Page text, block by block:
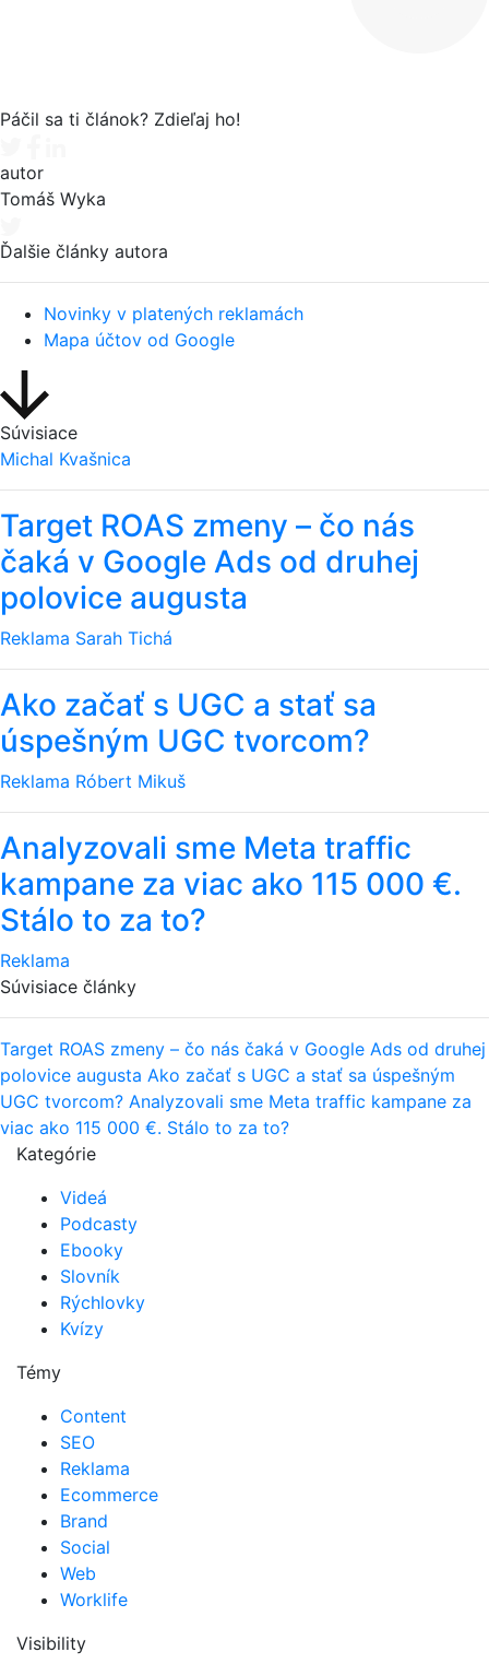
Páčil sa ti článok? Zdieľaj ho!
autor
Tomáš Wyka
Ďalšie články autora
Novinky v platených reklamách
Mapa účtov od Google
Súvisiace
Michal Kvašnica
Target ROAS zmeny – čo nás
čaká v Google Ads od druhej
polovice augusta
Reklama Sarah Tichá
Ako začať s UGC a stať sa
úspešným UGC tvorcom?
Reklama Róbert Mikuš
Analyzovali sme Meta traffic
kampane za viac ako 115 000 €.
Stálo to za to?
Reklama
Súvisiace články
Target ROAS zmeny – čo nás čaká v Google Ads od druhej
polovice augusta Ako začať s UGC a stať sa úspešným
UGC tvorcom? Analyzovali sme Meta traffic kampane za
viac ako 115 000 €. Stálo to za to?
Kategórie
Videá
Podcasty
Ebooky
Slovník
Rýchlovky
Kvízy
Témy
Content
SEO
Reklama
Ecommerce
Brand
Social
Web
Worklife
Visibility